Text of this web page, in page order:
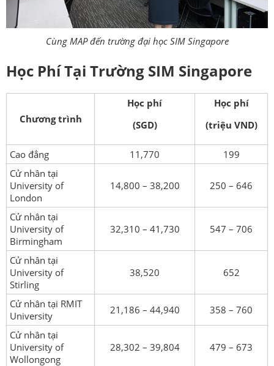
Cùng MAP đến trường đại học SIM Singapore
Học Phí Tại Trường SIM Singapore
Chương trình
Học phí
(SGD)
Học phí
(triệu VND)
Cao đẳng 11,770
199
Cử nhân tại
University of
London
14,800 – 38,200 250 – 646
Cử nhân tại
University of
Birmingham
32,310 – 41,730 547 – 706
Cử nhân tại
University of
Stirling
38,520 652
Cử nhân tại RMIT
University
21,186 – 44,940 358 – 760
Cử nhân tại
University of
Wollongong
28,302 – 39,804 479 – 673